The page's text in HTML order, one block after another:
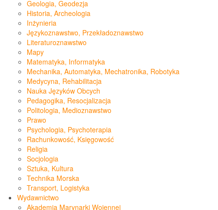
Geologia, Geodezja
Historia, Archeologia
Inżynieria
Językoznawstwo, Przekładoznawstwo
Literaturoznawstwo
Mapy
Matematyka, Informatyka
Mechanika, Automatyka, Mechatronika, Robotyka
Medycyna, Rehabilitacja
Nauka Języków Obcych
Pedagogika, Resocjalizacja
Politologia, Medioznawstwo
Prawo
Psychologia, Psychoterapia
Rachunkowość, Księgowość
Religia
Socjologia
Sztuka, Kultura
Technika Morska
Transport, Logistyka
Wydawnictwo
Akademia Marynarki Wojennej